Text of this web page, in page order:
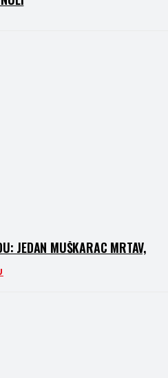
JEDAN MUŠKARAC MRTAV,